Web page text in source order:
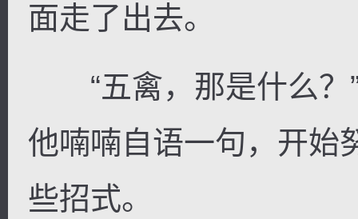
面走了出去。
“五禽，那是什么？”
他喃喃自语一句，开始
些招式。